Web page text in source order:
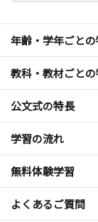
年齢・学年ごと
教科・教材ごと
公文式の特長
学習の流れ
無料体験学習
よくあるご質問